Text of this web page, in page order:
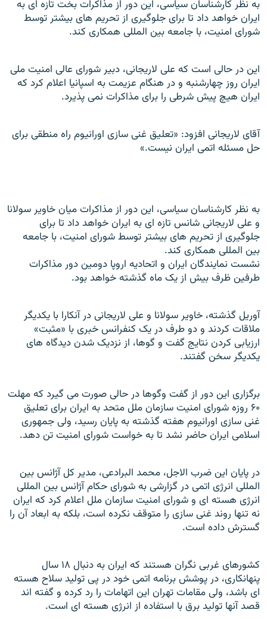
به نظر کارشناسان سیاسی، این دور از مذاکرات بخت تازه ای به
ایران خواهد داد تا برای جلوگیری از تحریم های بیشتر توسط
شورای امنیت، با جامعه بین المللی همکاری کند.
این در حالی است که علی لاریجانی، دبیر شورای عالی امنیت ملی
ایران روز چهارشنبه و در هنگام عزیمت به اسپانیا اعلام کرد که
ایران هیچ پیش شرطی را برای مذاکرات نمی پذیرد.
آقای لاریجانی افزود: «تعلیق غنی سازی اورانیوم راه منطقی برای
حل مسئله اتمی ایران نیست.»
به نظر کارشناسان سیاسی، این دور از مذاکرات میان خاویر سولانا
و علی لاریجانی شانس تازه ای به ایران خواهد داد تا برای
جلوگیری از تحریم های بیشتر توسط شورای امنیت، با جامعه
بین المللی همکاری کند.
نشست نمايندگان ايران و اتحاديه اروپا دومين دور مذاکرات
طرفين ظرف بيش از يک ماه گذشته خواهد بود.
آوريل گذشته، خاوير سولانا و علی لاريجانی در آنکارا با يکديگر
ملاقات کردند و دو طرف در يک کنفرانس خبری با «مثبت»
ارزيابی کردن نتايج گفت و گوها، از نزديک شدن ديدگاه های
يکديگر سخن گفتند.
برگزاری اين دور از گفت وگوها در حالی صورت می گيرد که مهلت
۶۰ روزه شورای امنيت سازمان ملل متحد به ايران برای تعليق
غنی سازی اورانيوم هفته گذشته به پايان رسيد، ولی جمهوری
اسلامی ایران حاضر نشد تا به خواست شورای امنیت تن دهد.
در پايان اين ضرب الاجل، محمد البرادعی، مدير کل آژانس بين
المللی انرژی اتمی در گزارشی به شورای حکام آژانس بین المللی
انرژی هسته ای و شورای امنيت سازمان ملل اعلام کرد که ايران
نه تنها روند غنی سازی را متوقف نکرده است، بلکه به ابعاد آن را
گسترش داده است.
کشورهای غربی نگران هستند که ايران به دنبال ۱۸ سال
پنهانکاری، در پوشش برنامه اتمی خود در پی توليد سلاح هسته
ای باشد، ولی مقامات تهران اين اتهامات را رد کرده و گفته اند
قصد آنها توليد برق با استفاده از انرژی هسته ای است.